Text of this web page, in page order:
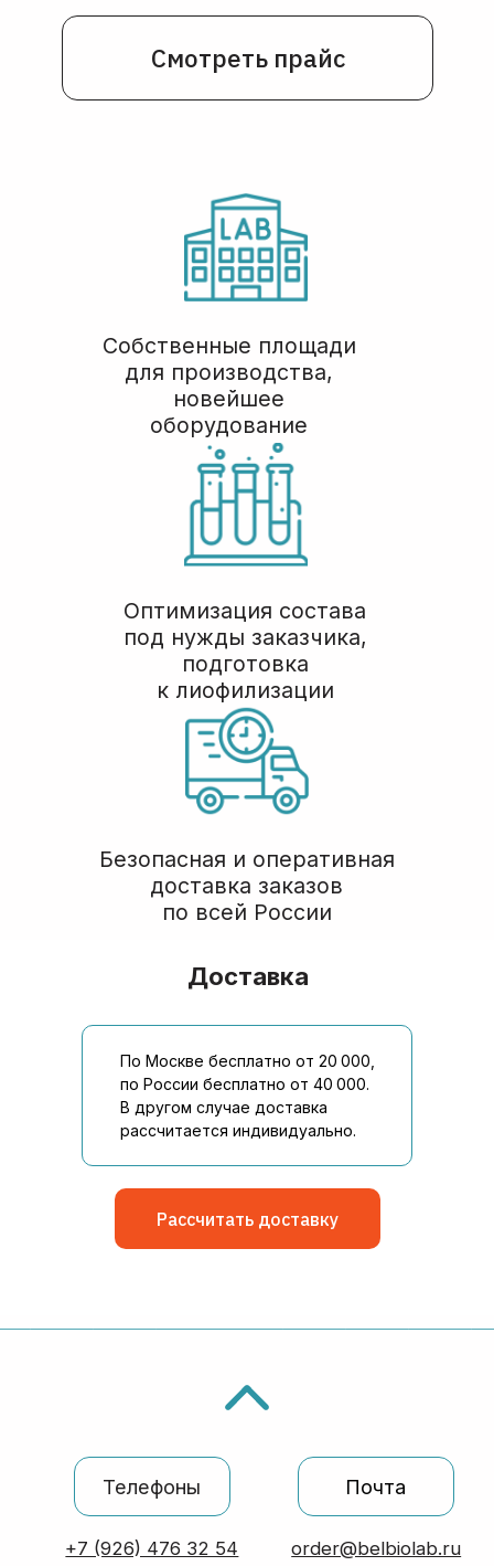
Доставка
По Москве бесплатно от 20 000,
по России бесплатно от 40 000.
В другом случае доставка
рассчитается индивидуально.
Рассчитать доставку
г. Москва, Годовикова 9,
стр 12, подъезд 12.1, этаж
Мы всегда
на связи:
Телефоны Почта
Соц сети
Политика конфиденциальности